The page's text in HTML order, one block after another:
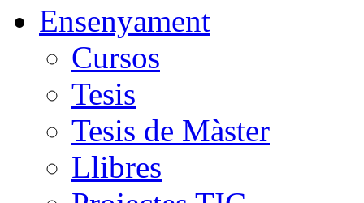
Ensenyament
Cursos
Tesis
Tesis de Màster
Llibres